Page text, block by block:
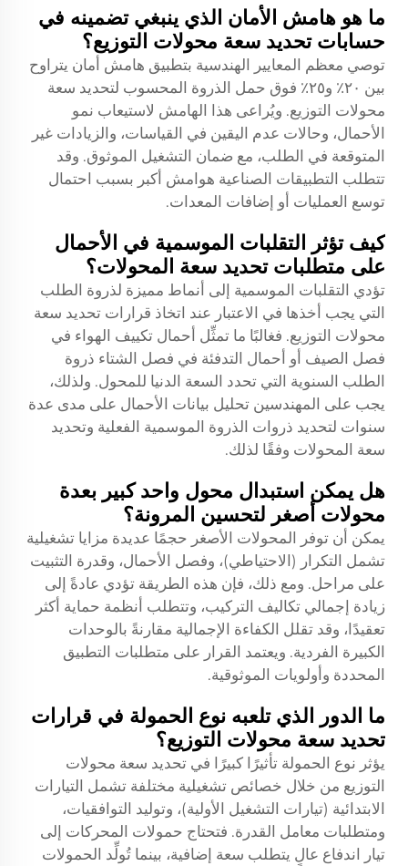
ما هو هامش الأمان الذي ينبغي تضمينه في
حسابات تحديد سعة محولات التوزيع؟
توصي معظم المعايير الهندسية بتطبيق هامش أمان يتراوح
بين ٢٠٪ و٢٥٪ فوق حمل الذروة المحسوب لتحديد سعة
محولات التوزيع. ويُراعى هذا الهامش لاستيعاب نمو
الأحمال، وحالات عدم اليقين في القياسات، والزيادات غير
المتوقعة في الطلب، مع ضمان التشغيل الموثوق. وقد
تتطلب التطبيقات الصناعية هوامش أكبر بسبب احتمال
توسع العمليات أو إضافات المعدات.
كيف تؤثر التقلبات الموسمية في الأحمال
على متطلبات تحديد سعة المحولات؟
تؤدي التقلبات الموسمية إلى أنماط مميزة لذروة الطلب
التي يجب أخذها في الاعتبار عند اتخاذ قرارات تحديد سعة
محولات التوزيع. فغالبًا ما تمثِّل أحمال تكييف الهواء في
فصل الصيف أو أحمال التدفئة في فصل الشتاء ذروة
الطلب السنوية التي تحدد السعة الدنيا للمحول. ولذلك،
يجب على المهندسين تحليل بيانات الأحمال على مدى عدة
سنوات لتحديد ذروات الذروة الموسمية الفعلية وتحديد
سعة المحولات وفقًا لذلك.
هل يمكن استبدال محول واحد كبير بعدة
محولات أصغر لتحسين المرونة؟
يمكن أن توفر المحولات الأصغر حجمًا عديدة مزايا تشغيلية
تشمل التكرار (الاحتياطي)، وفصل الأحمال، وقدرة التثبيت
على مراحل. ومع ذلك، فإن هذه الطريقة تؤدي عادةً إلى
زيادة إجمالي تكاليف التركيب، وتتطلب أنظمة حماية أكثر
تعقيدًا، وقد تقلل الكفاءة الإجمالية مقارنةً بالوحدات
الكبيرة الفردية. ويعتمد القرار على متطلبات التطبيق
المحددة وأولويات الموثوقية.
ما الدور الذي تلعبه نوع الحمولة في قرارات
تحديد سعة محولات التوزيع؟
يؤثر نوع الحمولة تأثيرًا كبيرًا في تحديد سعة محولات
التوزيع من خلال خصائص تشغيلية مختلفة تشمل التيارات
الابتدائية (تيارات التشغيل الأولية)، وتوليد التوافقيات،
ومتطلبات معامل القدرة. فتحتاج حمولات المحركات إلى
تيار اندفاع عالٍ يتطلب سعة إضافية، بينما تُولِّد الحمولات